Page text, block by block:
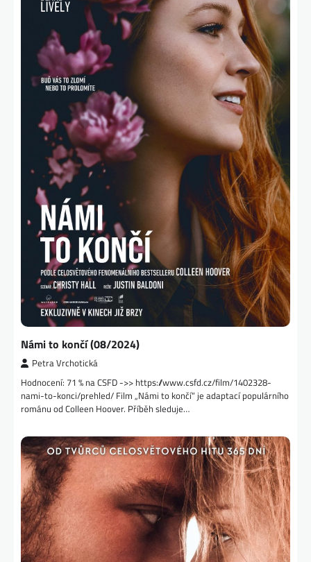
Námi to končí (08/2024)
Petra Vrchotická
Hodnocení: 71 % na CSFD ->> https://www.csfd.cz/film/1402328-
nami-to-konci/prehled/ Film „Námi to končí“ je adaptací populárního
románu od Colleen Hoover. Příběh sleduje…